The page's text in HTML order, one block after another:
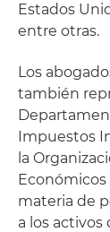
Estados
entre otras.
Los
también
Impuestos
la
Económicos
materia de
a los activos